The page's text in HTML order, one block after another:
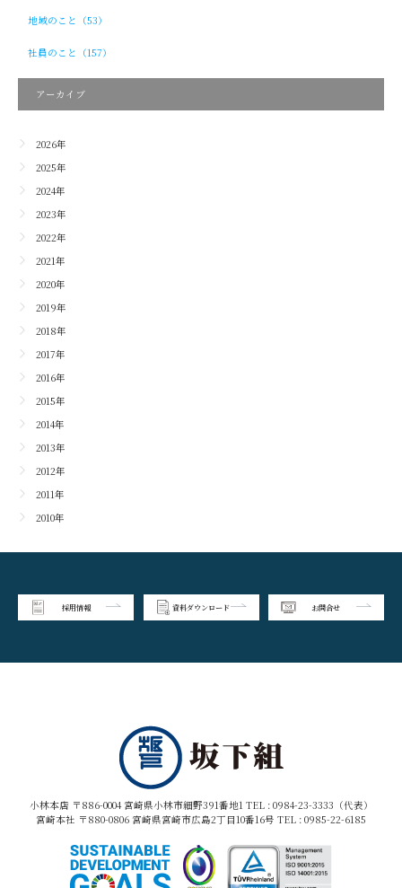
地域のこと（53）
社員のこと（157）
アーカイブ
2026年
2025年
2024年
2023年
2022年
2021年
2020年
2019年
2018年
2017年
2016年
2015年
2014年
2013年
2012年
2011年
2010年
採用情報 資料ダウンロード お問合せ
小林本店 〒886-0004 宮崎県小林市細野391番地1 TEL : 0984-23-3333（代表）
宮崎本社 〒880-0806 宮崎県宮崎市広島2丁目10番16号 TEL : 0985-22-6185